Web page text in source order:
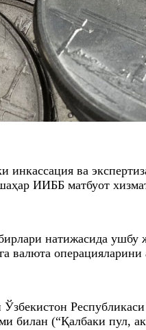
инкассация ва
ИИББ матбуот
натижасида
га валюта
Ўзбекистон
билан (“Қалбаки пул,